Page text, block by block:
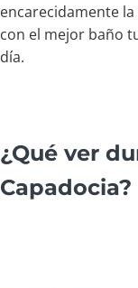
encarecidamente
con el mejor baño
día.
¿Qué ver
Capadocia?